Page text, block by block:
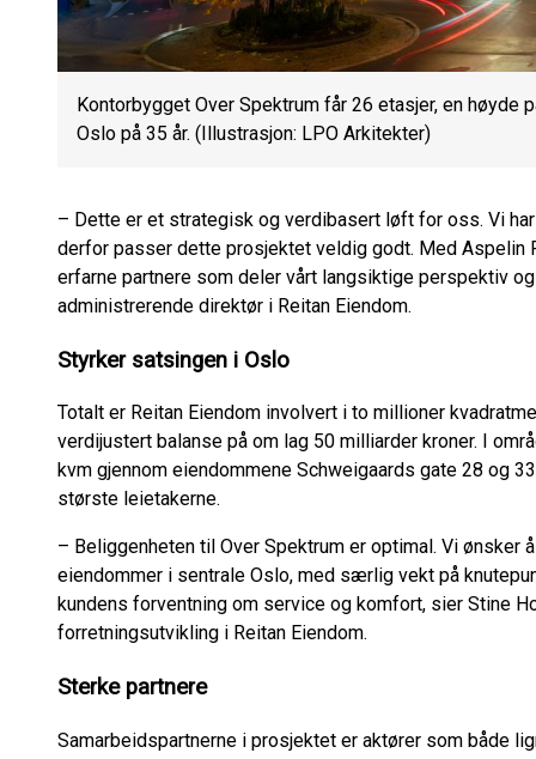
Kontorbygget Over Spektrum får 26 etasjer, en høyde
Oslo på 35 år. (Illustrasjon: LPO Arkitekter)
– Dette er et strategisk og verdibasert løft for oss. Vi
derfor passer dette prosjektet veldig godt. Med Aspelin
erfarne partnere som deler vårt langsiktige perspektiv
administrerende direktør i Reitan Eiendom.
Styrker satsingen i Oslo
Totalt er Reitan Eiendom involvert i to millioner
verdijustert balanse på om lag 50 milliarder kroner. I
kvm gjennom eiendommene Schweigaards gate 28 og
største leietakerne.
– Beliggenheten til Over Spektrum er optimal. Vi ønsker
eiendommer i sentrale Oslo, med særlig vekt på
kundens forventning om service og komfort, sier Stine
forretningsutvikling i Reitan Eiendom.
Sterke partnere
Samarbeidspartnerne i prosjektet er aktører som både